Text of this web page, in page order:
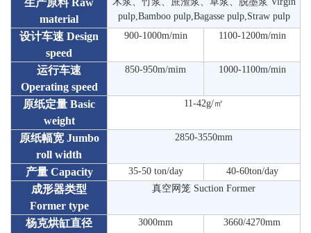
生产原料 Raw
material
pulp,Bamboo pulp,Bagasse pulp,Straw pulp
设计车速 Design
speed
900-1000m/min 1100-1200m/min
运行车速
Operating speed
850-950m/mim 1000-1100m/min
原纸定量 Basic
weight
11-42g/㎡
原纸幅宽 Jumbo
roll width
2850-3550mm
产量 Capacity 35-50 ton/day 40-60ton/day
成形器类型
Former type
真空网笼 Suction Former
杨克烘缸直径
3000mm 3660/4270mm